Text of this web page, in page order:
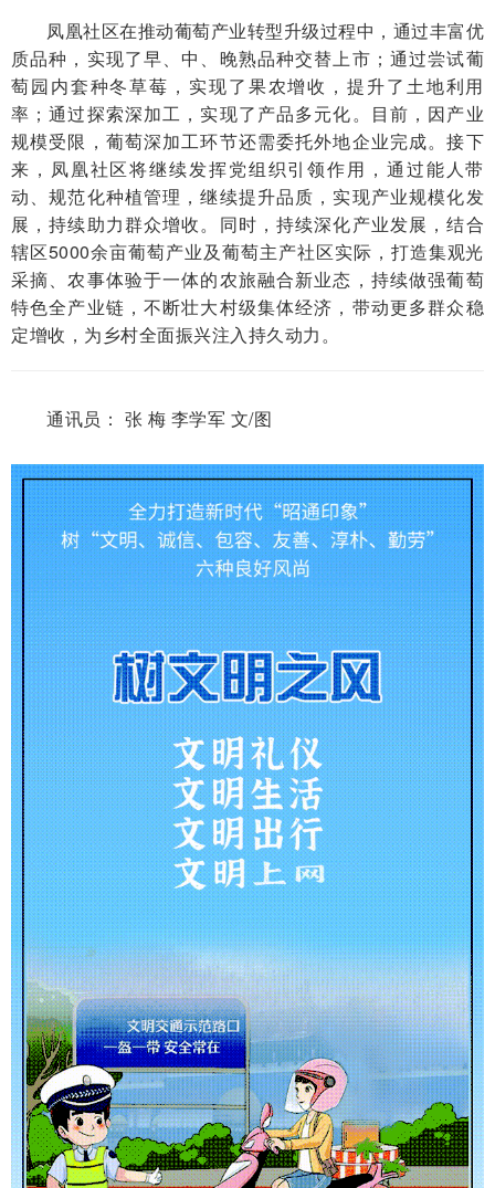
凤凰社区在推动葡萄产业转型升级过程中，通过丰富优
质品种，实现了早、中、晚熟品种交替上市；通过尝试葡
萄园内套种冬草莓，实现了果农增收，提升了土地利用
率；通过探索深加工，实现了产品多元化。目前，因产业
规模受限，葡萄深加工环节还需委托外地企业完成。接下
来，凤凰社区将继续发挥党组织引领作用，通过能人带
动、规范化种植管理，继续提升品质，实现产业规模化发
展，持续助力群众增收。同时，持续深化产业发展，结合
辖区5000余亩葡萄产业及葡萄主产社区实际，打造集观光
采摘、农事体验于一体的农旅融合新业态，持续做强葡萄
特色全产业链，不断壮大村级集体经济，带动更多群众稳
定增收，为乡村全面振兴注入持久动力。
通讯员： 张 梅 李学军 文/图